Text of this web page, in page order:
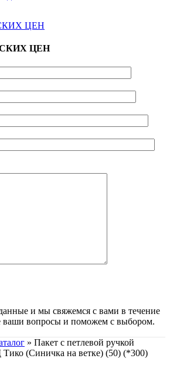
ЦЕН
ЦЕН
и мы свяжемся с вами в течение
ваши вопросы и поможем с выбором.
» Пакет с петлевой ручкой
(Синичка на ветке) (50) (*300)